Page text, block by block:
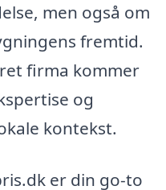
men også om
fremtid.
firma kommer
og
kontekst.
er din go-to